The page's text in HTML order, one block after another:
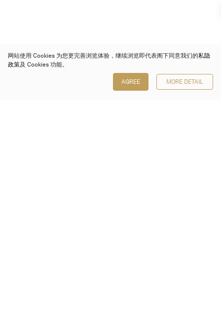
网站使用 Cookies 为您更完善浏览体验，继续浏览即代表阁下同意我们的私隐
政策及 Cookies 功能。
AGREE MORE DETAIL